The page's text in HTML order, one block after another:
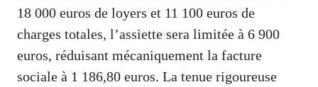
18 000 euros de loyers et 11 100 euros de
charges totales, l’assiette sera limitée à 6 900
euros, réduisant mécaniquement la facture
sociale à 1 186,80 euros. La tenue rigoureuse